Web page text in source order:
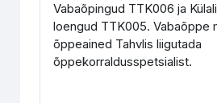
Vabaõpingud TTK006 ja
loengud TTK005. Vabaõppe
õppeained Tahvlis liigutada
õppekorraldusspetsialist.